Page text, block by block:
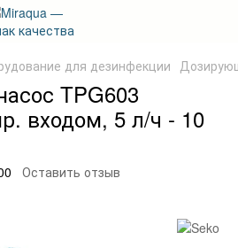
для дезинфекции
TPG603
входом, 5 л/ч - 10
Оставить отзыв